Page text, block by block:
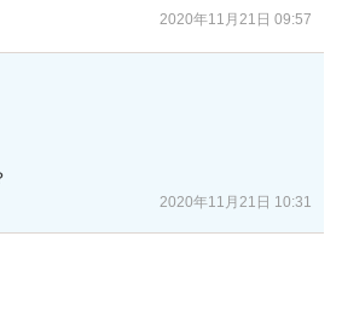
2020年11月21日 09:57
2020年11月21日 10:31